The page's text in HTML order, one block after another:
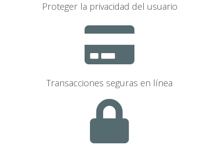
Proteger la privacidad del usuario
Transacciones seguras en línea